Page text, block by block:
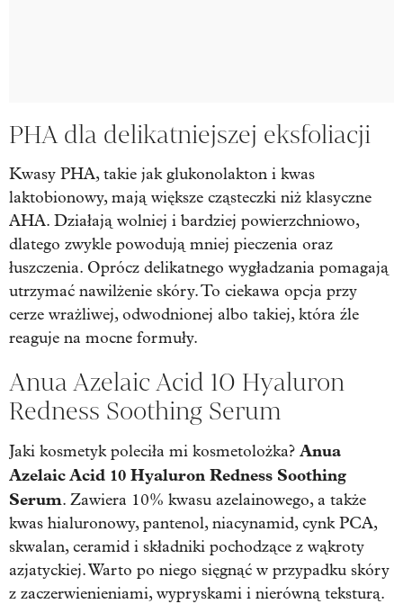
PHA dla delikatniejszej eksfoliacji
Kwasy PHA, takie jak glukonolakton i kwas
laktobionowy, mają większe cząsteczki niż klasyczne
AHA. Działają wolniej i bardziej powierzchniowo,
dlatego zwykle powodują mniej pieczenia oraz
łuszczenia. Oprócz delikatnego wygładzania pomagają
utrzymać nawilżenie skóry. To ciekawa opcja przy
cerze wrażliwej, odwodnionej albo takiej, która źle
reaguje na mocne formuły.
Anua Azelaic Acid 10 Hyaluron
Redness Soothing Serum
Jaki kosmetyk poleciła mi kosmetolożka? Anua
Azelaic Acid 10 Hyaluron Redness Soothing
Serum. Zawiera 10% kwasu azelainowego, a także
kwas hialuronowy, pantenol, niacynamid, cynk PCA,
skwalan, ceramid i składniki pochodzące z wąkroty
azjatyckiej. Warto po niego sięgnąć w przypadku skóry
z zaczerwienieniami, wypryskami i nierówną teksturą.